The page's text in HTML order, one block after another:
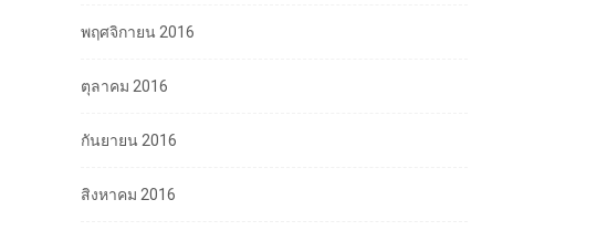
พฤศจิกายน 2016
ตุลาคม 2016
กันยายน 2016
สิงหาคม 2016